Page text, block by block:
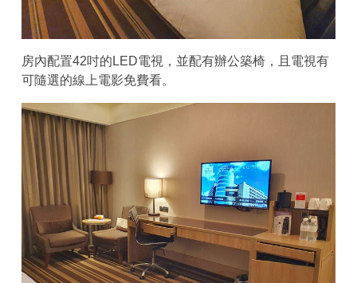
房內配置42吋的LED電視，並配有辦公築椅，且電視有
可隨選的線上電影免費看。